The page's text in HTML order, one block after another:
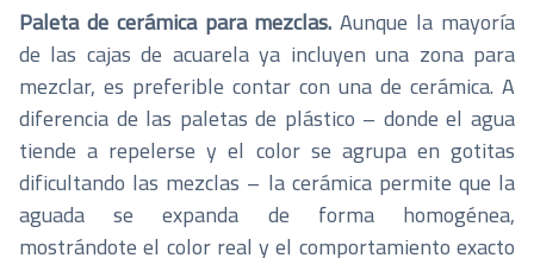
Paleta de cerámica para mezclas.Aunque la mayoría
de las cajas de acuarela ya incluyen una zona para
mezclar, es preferible contar con una de cerámica. A
diferencia de las paletas de plástico – donde el agua
tiende a repelerse y el color se agrupa en gotitas
dificultando las mezclas – la cerámica permite que la
aguada se expanda de forma homogénea,
mostrándote el color real y el comportamiento exacto